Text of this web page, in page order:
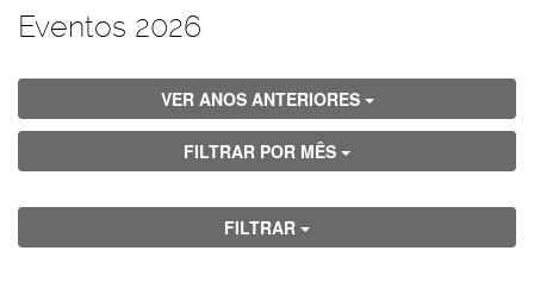
Eventos 2026
VER ANOS ANTERIORES
FILTRAR POR MÊS
FILTRAR